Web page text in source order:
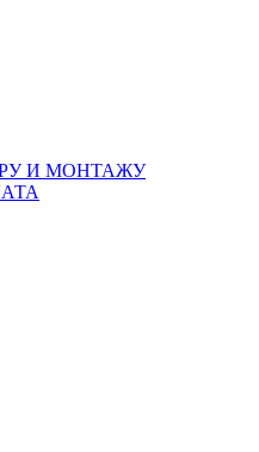
И МОНТАЖУ